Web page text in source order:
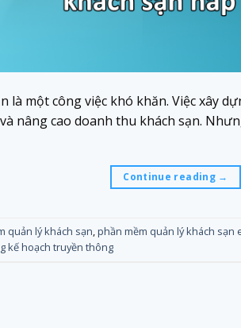
là một công việc khó khăn. Việc xây
nâng cao doanh thu khách sạn.
Continue reading →
quản lý khách sạn,phần mềm quản lý khách sạn
kế hoạch truyền thông